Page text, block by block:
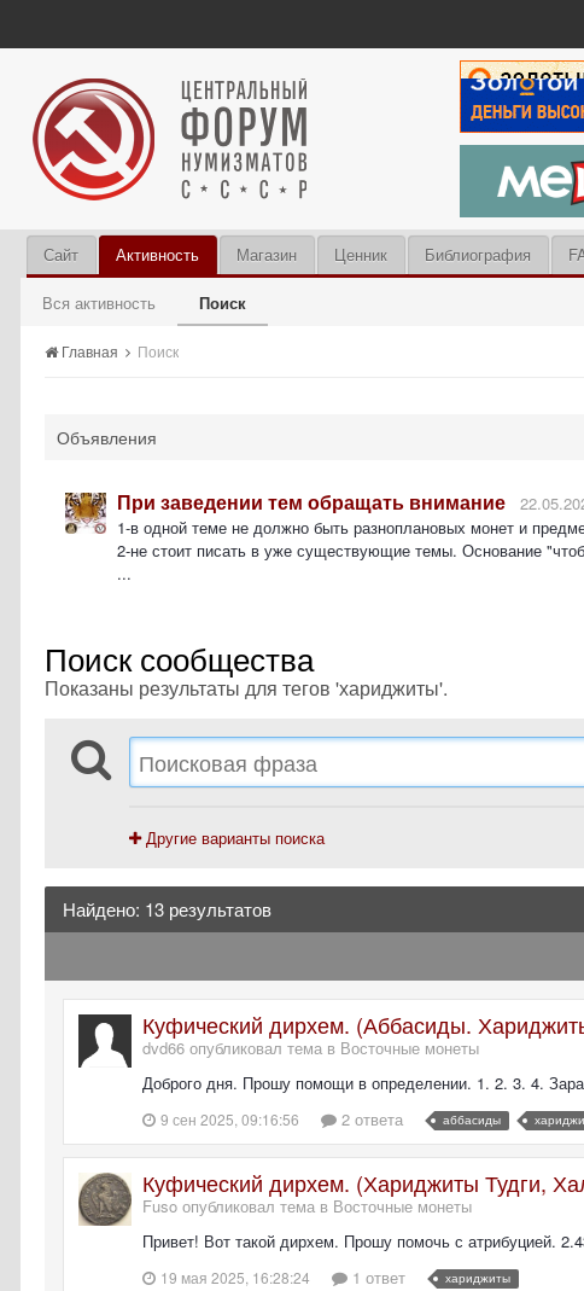
Сайт Активность
Вся активность Поиск
Магазин Ценник Библиография
Главная Поиск
Объявления
При заведении тем обращать внимание
1-в одной теме не должно быть разноплановых монет и
2-не стоит писать в уже существующие темы. Основание
...
Поиск сообщества
Показаны результаты для тегов 'хариджиты'.
Другие варианты поиска
Найдено: 13 результатов
Куфический дирхем. (Аббасиды.
dvd66 опубликовал тема в Восточные монеты
Доброго дня. Прошу помощи в определении. 1. 2. 3. 4.
9 сен 2025, 09:16:56 2 ответа аббасиды
Куфический дирхем. (Хариджиты Тудги,
Fuso опубликовал тема в Восточные монеты
Привет! Вот такой дирхем. Прошу помочь с атрибуцией.
19 мая 2025, 16:28:24 1 ответ хариджиты